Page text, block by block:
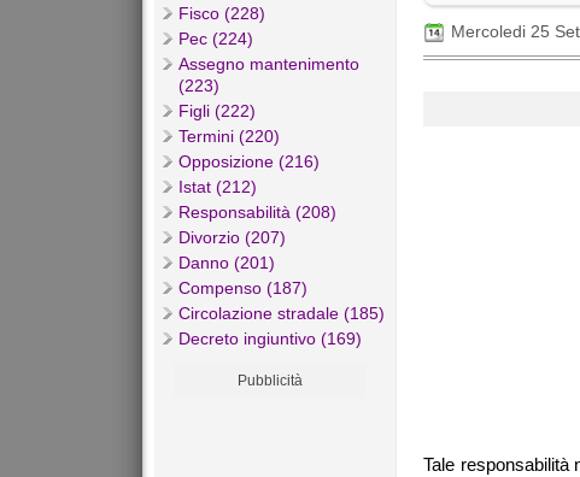
Fisco (228)
Pec (224)
Assegno mantenimento
(223)
Figli (222)
Termini (220)
Opposizione (216)
Istat (212)
Responsabilità (208)
Divorzio (207)
Danno (201)
Compenso (187)
Circolazione stradale (185)
Decreto ingiuntivo (169)
Pubblicità
Mercoledi 25
Tale responsabilità